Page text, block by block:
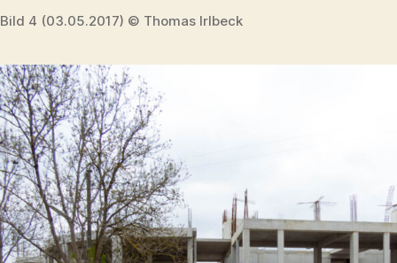
Bild 4 (03.05.2017) © Thomas Irlbeck